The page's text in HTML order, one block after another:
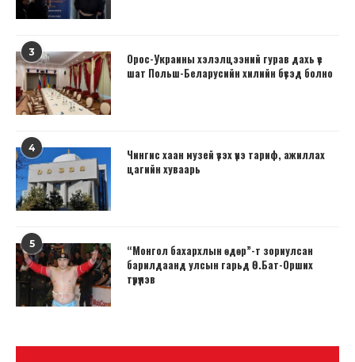
3
Орос-Украины хэлэлцээний гурав дахь үе
шат Польш-Беларусийн хилийн бүсэд болно
4
Чингис хаан музей үзэх үнэ тариф, ажиллах
цагийн хуваарь
5
“Монгол бахархлын өдөр”-т зориулсан
барилдаанд улсын гарьд Ө.Бат-Орших
түрүүлэв